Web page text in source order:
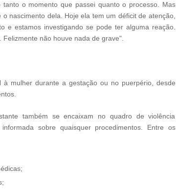
o momento que passei quanto o processo. Mas
nascimento dela. Hoje ela tem um déficit de atenção,
e estamos investigando se pode ter alguma reação.
não houve nada de grave".
mulher durante a gestação ou no puerpério, desde
também se encaixam no quadro de violência
sobre quaisquer procedimentos. Entre os